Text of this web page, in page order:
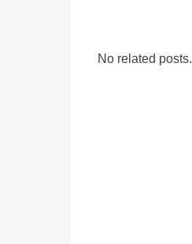
No related posts.